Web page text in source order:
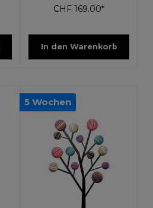
CHF 169.00*
In den Warenkorb
5 Wochen